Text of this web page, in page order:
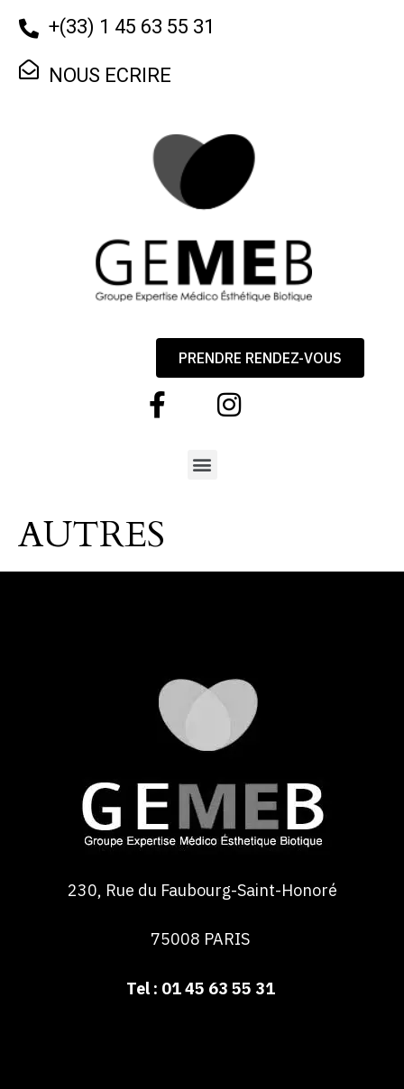
+(33) 1 45 63 55 31
NOUS ECRIRE
PRENDRE RENDEZ-VOUS
AUTRES
230, Rue du Faubourg-Saint-Honoré
75008 PARIS
Tel : 01 45 63 55 31